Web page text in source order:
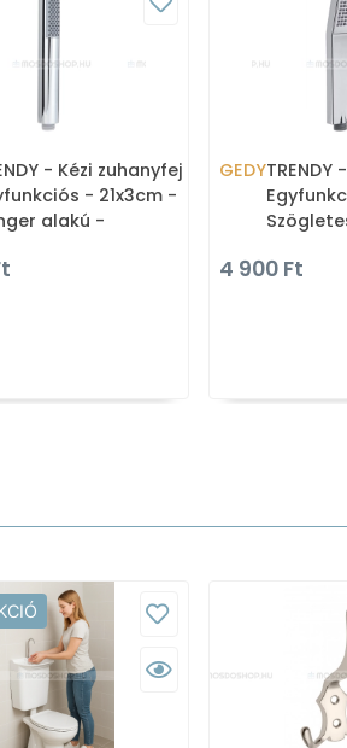
- Kézi zuhanyfej -
- 21x3cm -
alakú -
(GYHS10
GEDYTRENDY
4 900 Ft